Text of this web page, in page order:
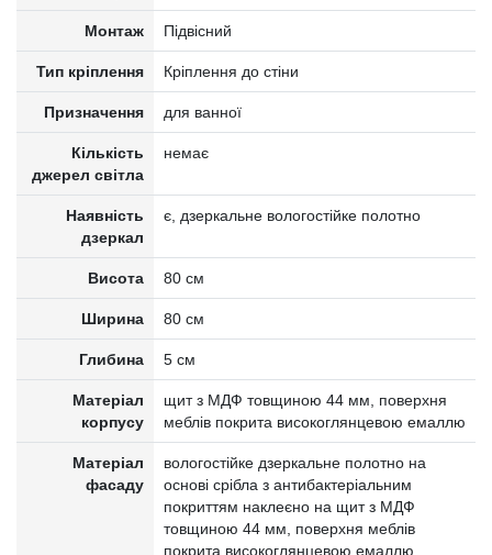
Монтаж Підвісний
Тип кріплення Кріплення до стіни
Призначення для ванної
Кількість
джерел світла
немає
Наявність
дзеркал
є, дзеркальне вологостійке полотно
Висота 80 см
Ширина 80 см
Глибина 5 см
Матеріал
корпусу
щит з МДФ товщиною 44 мм, поверхня
меблів покрита високоглянцевою емаллю
Матеріал
фасаду
вологостійке дзеркальне полотно на
основі срібла з антибактеріальним
покриттям наклеєно на щит з МДФ
товщиною 44 мм, поверхня меблів
покрита високоглянцевою емаллю